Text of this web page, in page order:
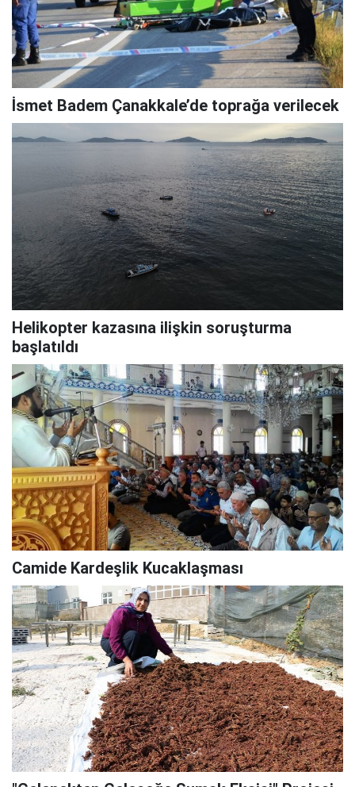
İsmet Badem Çanakkale’de toprağa verilecek
Helikopter kazasına ilişkin soruşturma
başlatıldı
Camide Kardeşlik Kucaklaşması